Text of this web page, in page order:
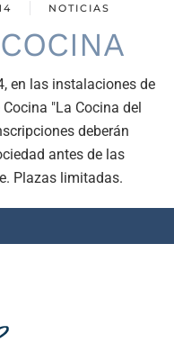
NOTICIAS
en las instalaciones de
"La Cocina del
deberán
antes de las
Plazas limitadas.